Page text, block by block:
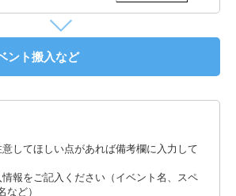
ント搬入など
してほしい点があれば備考欄に入力して
報をご記入ください（イベント名、スペ
など）